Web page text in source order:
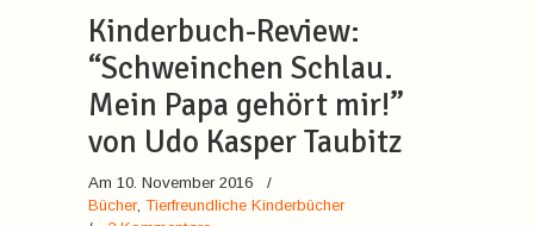
Kinderbuch-Review:
“Schweinchen Schlau.
Mein Papa gehört mir!”
von Udo Kasper Taubitz
Am 10. November 2016
/
Bücher, Tierfreundliche Kinderbücher